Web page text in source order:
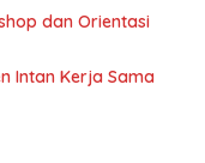
dan Orientasi
Intan Kerja Sama